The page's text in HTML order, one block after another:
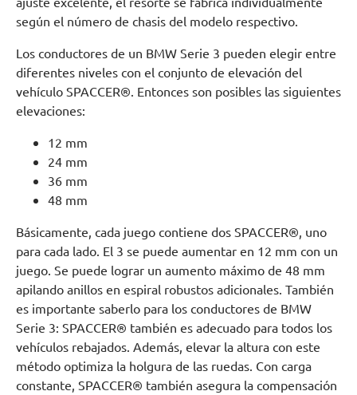
según el número de chasis del modelo respectivo.
Los conductores de un BMW Serie 3 pueden elegir entre
diferentes niveles con el conjunto de elevación del
vehículo SPACCER®. Entonces son posibles las siguientes
elevaciones:
12 mm
24 mm
36 mm
48 mm
Básicamente, cada juego contiene dos SPACCER®, uno
para cada lado. El 3 se puede aumentar en 12 mm con un
juego. Se puede lograr un aumento máximo de 48 mm
apilando anillos en espiral robustos adicionales. También
es importante saberlo para los conductores de BMW
Serie 3: SPACCER® también es adecuado para todos los
vehículos rebajados. Además, elevar la altura con este
método optimiza la holgura de las ruedas. Con carga
constante, SPACCER® también asegura la compensación